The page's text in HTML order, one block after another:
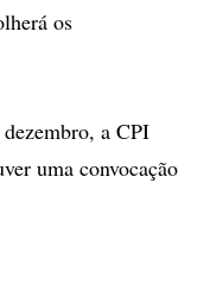
os
a CPI
uma convocação